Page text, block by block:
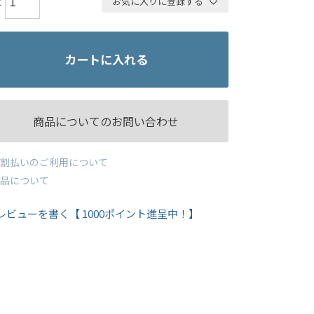
カートに入れる
商品についてのお問い合わせ
払いのご利用について
について
ビューを書く【 1000ポイント進呈中！】